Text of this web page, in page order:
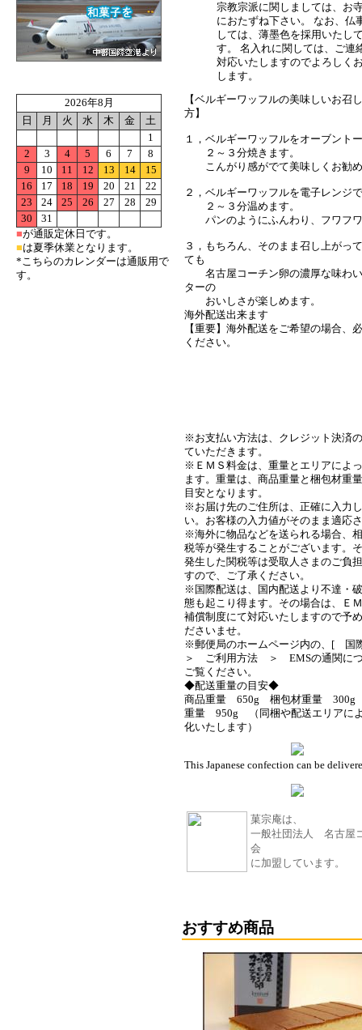
2026年8月
日
月 火 水 木 金
土
1
2
3 4 5 6 7
8
9
10 11 12 13 14
15
16
17 18 19 20 21
22
23
24 25 26 27 28
29
30
31
■が通販定休日です。
■は夏季休業となります。
*こちらのカレンダーは通販用で
す。
宗教宗派に関しましては、お
におたずね下さい。 なお、仏
しては、薄墨色を採用いたし
す。 名入れに関しては、ご連
対応いたしますのでよろしく
します。
【ベルギーワッフルの美味しいお召
方】
１，ベルギーワッフルをオーブント
２～３分焼きます。
こんがり感がでて美味しくお勧
２，ベルギーワッフルを電子レンジで
２～３分温めます。
パンのようにふんわり、フワフ
３，もちろん、そのまま召し上がっ
ても
名古屋コーチン卵の濃厚な味わ
ターの
おいしさが楽しめます。
海外配送出来ます
【重要】海外配送をご希望の場合、
ください。
※お支払い方法は、クレジット決済
ていただきます。
※ＥＭＳ料金は、重量とエリアによ
ます。重量は、商品重量と梱包材重
目安となります。
※お届け先のご住所は、正確に入力
い。お客様の入力値がそのまま適応
※海外に物品などを送られる場合、
税等が発生することがございます。
発生した関税等は受取人さまのご負
すので、ご了承ください。
※国際配送は、国内配送より不達・
態も起こり得ます。その場合は、Ｅ
補償制度にて対応いたしますので予
ださいませ。
※郵便局のホームページ内の、[
＞ ご利用方法 ＞ EMSの通関に
ご覧ください。
◆配送重量の目安◆
商品重量 650g 梱包材重量 300g
重量 950g （同梱や配送エリアに
化いたします）
This Japanese confection can be
菓宗庵は、
一般社団法人 名古屋
会
に加盟しています。
おすすめ商品